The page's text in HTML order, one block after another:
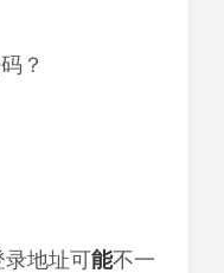
录地址可能不一